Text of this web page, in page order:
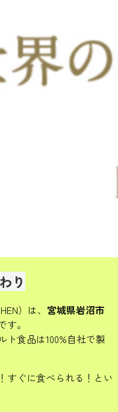
り
）は、 宮城県岩沼市
す。
ト食品は100%自社で製
すぐに食べられる！とい